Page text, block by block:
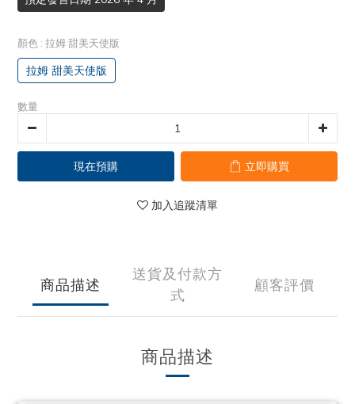
顏色 : 拉姆 甜美天使版
拉姆 甜美天使版
數量
現在預購 立即購買
加入追蹤清單
商品描述
送貨及付款方
式
顧客評價
商品描述